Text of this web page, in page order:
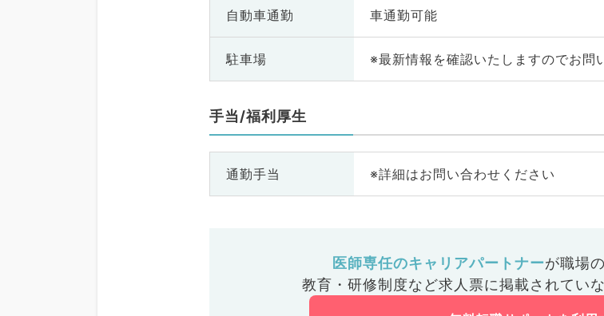
自動車通勤 車通勤可能
駐車場 ※最新情報を確認いたしますのでお問
手当/福利厚生
通勤手当 ※詳細はお問い合わせください
医師専任のキャリアパートナーが職場
教育・研修制度など求人票に掲載されてい